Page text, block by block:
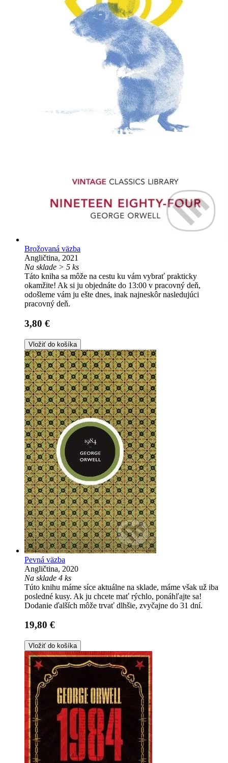
Brožovaná väzba
Angličtina, 2021
Na sklade > 5 ks
Táto kniha sa môže na cestu ku vám vybrať prakticky
okamžite! Ak si ju objednáte do 13:00 v pracovný deň,
odošleme vám ju ešte dnes, inak najneskôr nasledujúci
pracovný deň.
3,80 €
Vložiť do košíka
Pevná väzba
Angličtina, 2020
Na sklade 4 ks
Túto knihu máme síce aktuálne na sklade, máme však už iba
posledné kusy. Ak ju chcete mať rýchlo, ponáhľajte sa!
Dodanie ďalších môže trvať dlhšie, zvyčajne do 31 dní.
19,80 €
Vložiť do košíka